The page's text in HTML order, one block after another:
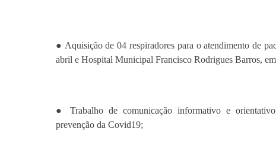
● Aquisição de 04 respiradores para o atendimento de
abril e Hospital Municipal Francisco Rodrigues Barros,
● Trabalho de comunicação informativo e
prevenção da Covid19;